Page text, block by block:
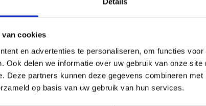
van cookies
en advertenties te personaliseren, om functies
Ook delen we informatie over uw gebruik van onze
Deze partners kunnen deze gegevens combineren
op basis van uw gebruik van hun services.